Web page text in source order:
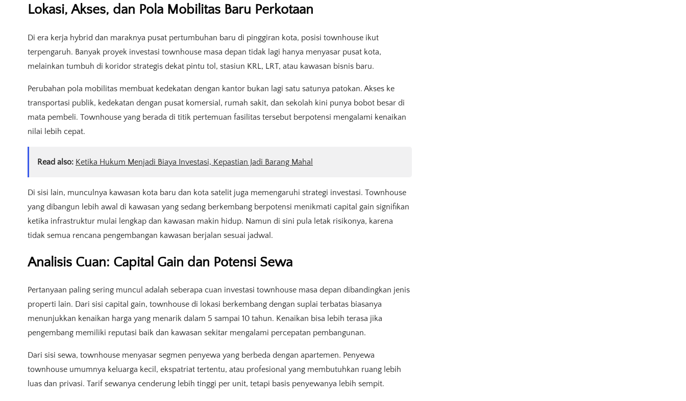
Lokasi, Akses, dan Pola Mobilitas Baru Perkotaan
Di era kerja hybrid dan maraknya pusat pertumbuhan baru di pinggiran kota, posisi townhouse ikut
terpengaruh. Banyak proyek investasi townhouse masa depan tidak lagi hanya menyasar pusat kota,
melainkan tumbuh di koridor strategis dekat pintu tol, stasiun KRL, LRT, atau kawasan bisnis baru.
Perubahan pola mobilitas membuat kedekatan dengan kantor bukan lagi satu satunya patokan. Akses ke
transportasi publik, kedekatan dengan pusat komersial, rumah sakit, dan sekolah kini punya bobot besar di
mata pembeli. Townhouse yang berada di titik pertemuan fasilitas tersebut berpotensi mengalami kenaikan
nilai lebih cepat.
Read also: Ketika Hukum Menjadi Biaya Investasi, Kepastian Jadi Barang Mahal
Di sisi lain, munculnya kawasan kota baru dan kota satelit juga memengaruhi strategi investasi. Townhouse
yang dibangun lebih awal di kawasan yang sedang berkembang berpotensi menikmati capital gain signifikan
ketika infrastruktur mulai lengkap dan kawasan makin hidup. Namun di sini pula letak risikonya, karena
tidak semua rencana pengembangan kawasan berjalan sesuai jadwal.
Analisis Cuan: Capital Gain dan Potensi Sewa
Pertanyaan paling sering muncul adalah seberapa cuan investasi townhouse masa depan dibandingkan jenis
properti lain. Dari sisi capital gain, townhouse di lokasi berkembang dengan suplai terbatas biasanya
menunjukkan kenaikan harga yang menarik dalam 5 sampai 10 tahun. Kenaikan bisa lebih terasa jika
pengembang memiliki reputasi baik dan kawasan sekitar mengalami percepatan pembangunan.
Dari sisi sewa, townhouse menyasar segmen penyewa yang berbeda dengan apartemen. Penyewa
townhouse umumnya keluarga kecil, ekspatriat tertentu, atau profesional yang membutuhkan ruang lebih
luas dan privasi. Tarif sewanya cenderung lebih tinggi per unit, tetapi basis penyewanya lebih sempit.